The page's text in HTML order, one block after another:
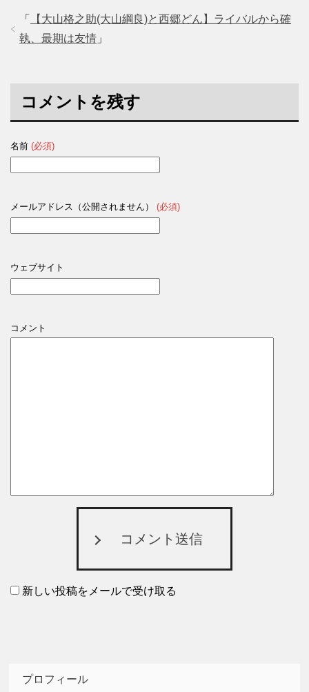
「
【大山格之助(大山綱良)と西郷どん】ライバルから確
執、最期は友情 」
コメントを残す
名前 (必須)
メールアドレス（公開されません） (必須)
ウェブサイト
コメント
コメント送信
新しい投稿をメールで受け取る
プロフィール